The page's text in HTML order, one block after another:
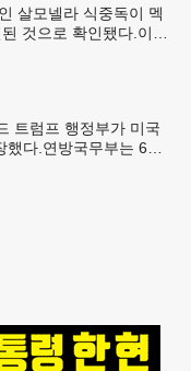
살모넬라 식중독이 멕
것으로 확인됐다.이에
트럼프 행정부가 미국
했다.연방국무부는 6일